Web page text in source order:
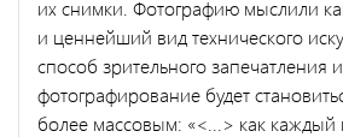
их снимки. Фотографию мыслили
и ценнейший вид технического
способ зрительного запечатления
фотографирование будет
более массовым: «<...> как каждый